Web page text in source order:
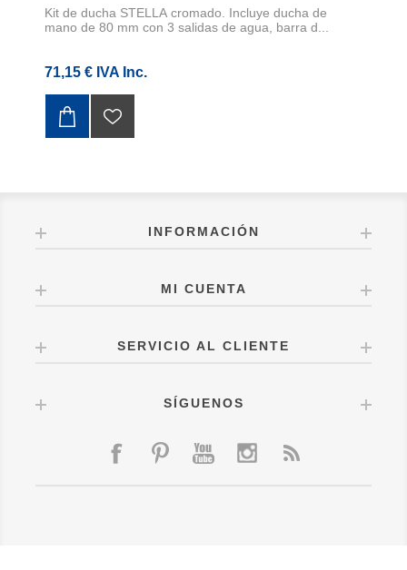
Kit de ducha STELLA cromado. Incluye ducha de
mano de 80 mm con 3 salidas de agua, barra d...
71,15 € IVA Inc.
INFORMACIÓN
MI CUENTA
SERVICIO AL CLIENTE
SÍGUENOS